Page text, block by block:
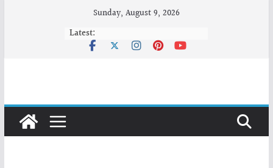
Sunday, August 9, 2026
Latest: